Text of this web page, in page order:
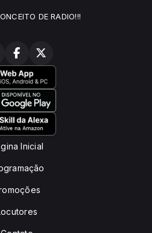
DE RADIO!!!
Inicial